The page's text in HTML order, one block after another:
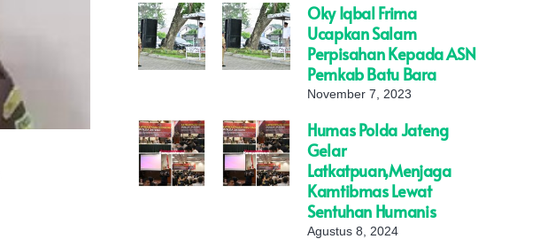
Oky Iqbal Frima
Ucapkan Salam
Perpisahan Kepada ASN
Pemkab Batu Bara
November 7, 2023
Humas Polda Jateng
Gelar
Latkatpuan,Menjaga
Kamtibmas Lewat
Sentuhan Humanis
Agustus 8, 2024